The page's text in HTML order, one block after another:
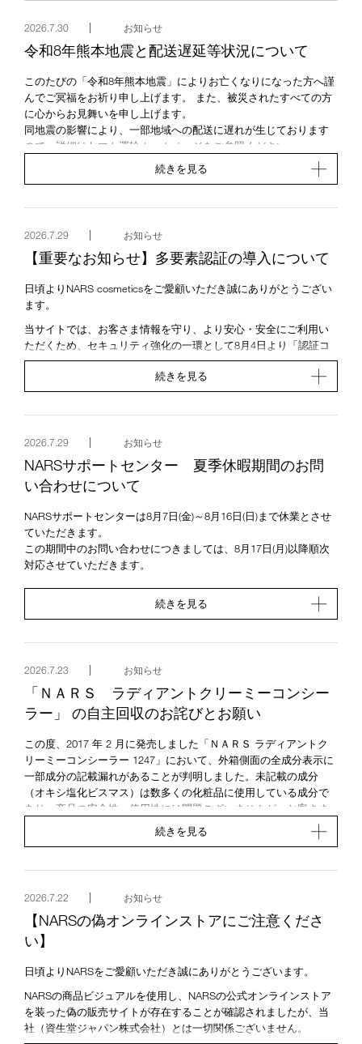
2026.7.30 お知らせ
令和8年熊本地震と配送遅延等状況について
このたびの「令和8年熊本地震」によりお亡くなりになった方へ謹
んでご冥福をお祈り申し上げます。 また、被災されたすべての方
に心からお見舞いを申し上げます。
同地震の影響により、一部地域への配送に遅れが生じております
ので、詳細はヤマト運輸ホームページをご参照ください。
https://www.yamato-hd.co.jp/important/info_260728_2.html
続きを見る
2026.7.29 お知らせ
【重要なお知らせ】多要素認証の導入について
日頃よりNARS cosmeticsをご愛顧いただき誠にありがとうござい
ます。
当サイトでは、お客さま情報を守り、より安心・安全にご利用い
ただくため、セキュリティ強化の一環として8月4日より「認証コ
ード」を用いた多要素認証を導入いたします。
つきましては、8月4日以降に当サイトにサインインする際に、ご
なります。メールアドレスが現在お使いいただいている最新のも
「認証コード」が届かない場合は、少し時間を置いて再度お試し
いただくか、迷惑メール設定をご確認いただき、
「info@tm.narscosmetics.jp」からのメールが受信できるよう設定
多要素認証に関するご不明点につきましては、
認ください。
多要素認証導入に便乗したフィッシング詐欺の発生が予想さ
お客さまにはご不便をおかけいたしますが、ご理解賜りますよう
NARSサポートセンター
フリーダイヤル 0120-356-686
受付時間 月～金 10:00～17:00 ＜祝日、夏期休暇・年末年始を
除く＞
続きを見る
2026.7.29 お知らせ
NARSサポートセンター 夏季休暇期間のお問
い合わせについて
NARSサポートセンターは8月7日(金)～8月16日(日)まで休業とさせ
ていただきます。
この期間中のお問い合わせにつきましては、8月17日(月)以降順次
対応させていただきます。
大変ご迷惑をおかけしますが、何卒ご了承くださいますようお願
続きを見る
2026.7.23 お知らせ
「ＮＡＲＳ ラディアントクリーミーコンシー
ラー」 の自主回収のお詫びとお願い
この度、2017 年 2 月に発売しました「ＮＡＲＳ ラディアントク
リーミーコンシーラー 1247」において、外箱側面の全成分表示に
一部成分の記載漏れがあることが判明しました。未記載の成分
（オキシ塩化ビスマス）は数多くの化粧品に使用している成分で
あり、商品の安全性・使用性には問題ございませんが、お客さま
がお持ちの対象商品を交換させていただきます。
つきましては、対象商品をお持ちの方は、こちらのリンク先の
お客さまにご心配、ご迷惑をおかけしますことを深くお詫び申し
上げます。
今後、より一層の品質管理の徹底に努めてまいりますので、引き
す。
続きを見る
2026.7.22 お知らせ
【NARSの偽オンラインストアにご注意くださ
い】
日頃よりNARSをご愛顧いただき誠にありがとうございます。
NARSの商品ビジュアルを使用し、NARSの公式オンラインストア
を装った偽の販売サイトが存在することが確認されましたが、当
社（資生堂ジャパン株式会社）とは一切関係ございません。